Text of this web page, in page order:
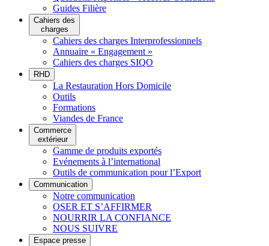
Guides Filière
Cahiers des
charges
Cahiers des charges Interprofessionnels
Annuaire « Engagement »
Cahiers des charges SIQO
RHD
La Restauration Hors Domicile
Outils
Formations
Viandes de France
Commerce
extérieur
Gamme de produits exportés
Evénements à l’international
Outils de communication pour l’Export
Communication
Notre communication
OSER ET S’AFFIRMER
NOURRIR LA CONFIANCE
NOUS SUIVRE
Espace presse